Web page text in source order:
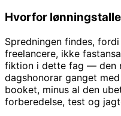
Hvorfor
Spredningen findes,
freelancere, ikke
fiktion i dette fag — den
dagshonorar ganget
booket, minus al den
forberedelse, test og